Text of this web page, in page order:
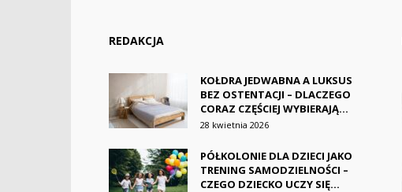
REDAKCJA
KOŁDRA JEDWABNA A LUKSUS
BEZ OSTENTACJI – DLACZEGO
CORAZ CZĘŚCIEJ WYBIERAJĄ...
28 kwietnia 2026
PÓŁKOLONIE DLA DZIECI JAKO
TRENING SAMODZIELNOŚCI –
CZEGO DZIECKO UCZY SIĘ...